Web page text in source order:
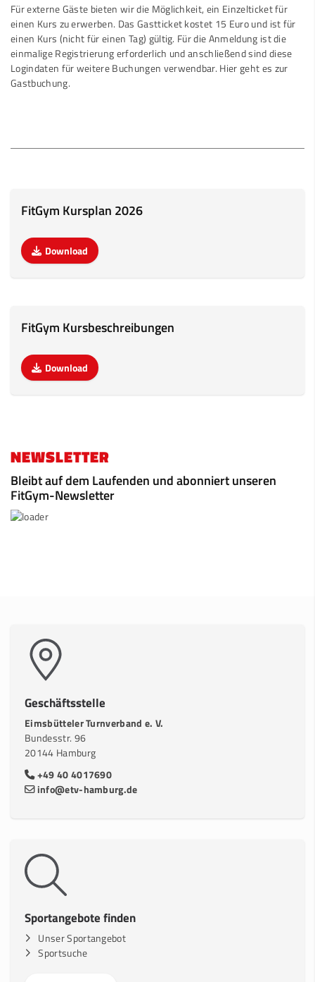
Für externe Gäste bieten wir die Möglichkeit, ein Einzelticket für
einen Kurs zu erwerben. Das Gastticket kostet 15 Euro und ist für
einen Kurs (nicht für einen Tag) gültig. Für die Anmeldung ist die
einmalige Registrierung erforderlich und anschließend sind diese
Logindaten für weitere Buchungen verwendbar. Hiergeht es zur
Gastbuchung.
FitGym Kursplan 2026
Download
FitGym Kursbeschreibungen
Download
NEWSLETTER
Bleibt auf dem Laufenden und abonniert unseren
FitGym-Newsletter
Geschäftsstelle
Eimsbütteler Turnverband e. V.
Bundesstr. 96
20144 Hamburg
+49 40 4017690
info@etv-hamburg.de
Sportangebote finden
Unser Sportangebot
Sportsuche